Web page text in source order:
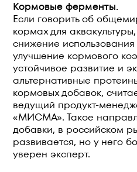
Кормовые ферменты.
Если говорить об
кормах для
снижение
улучшение кормового
устойчивое развитие и
альтернативные
кормовых добавок,
ведущий продукт-
«МИСМА». Такое
добавки, в российском
развивается, но у него
уверен эксперт.